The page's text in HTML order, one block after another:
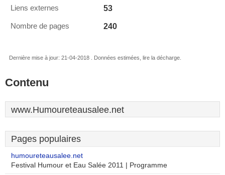
Liens externes 53
Nombre de pages 240
Dernière mise à jour: 21-04-2018 . Données estimées, lire la décharge.
Contenu
www.Humoureteausalee.net
Pages populaires
humoureteausalee.net
Festival Humour et Eau Salée 2011 | Programme